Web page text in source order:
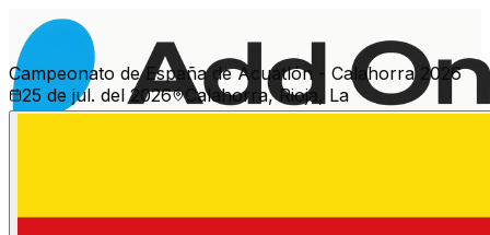
Campeonato de España de Acuatlón - Calahorra 2026
25 de jul. del 2026 Calahorra, Rioja, La